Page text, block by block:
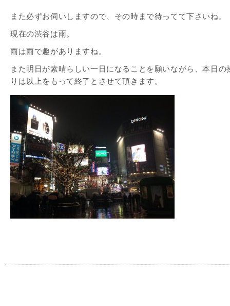
また必ずお伺いしますので、その時まで待ってて下さいね。
現在の渋谷は雨。
雨は雨で趣がありますね。
また明日が素晴らしい一日になることを願いながら、本日の
りは以上をもって終了とさせて頂きます。